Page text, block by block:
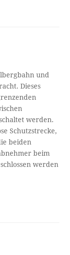
und
Dieses
werden.
Schutzstrecke,
beiden
beim
werden